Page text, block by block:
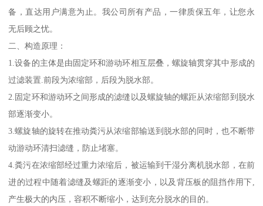
备，直达用户满意为止。我公司所有产品，一律质保五年，让您永
无后顾之忧。
二、构造原理：
1.设备的主体是由固定环和游动环相互层叠，螺旋轴贯穿其中形成的
过滤装置.前段为浓缩部，后段为脱水部。
2.固定环和游动环之间形成的滤缝以及螺旋轴的螺距从浓缩部到脱水
部逐渐变小。
3.螺旋轴的旋转在推动粪污从浓缩部输送到脱水部的同时，也不断带
动游动环清扫滤缝，防止堵塞。
4.粪污在浓缩部经过重力浓缩后，被运输到干湿分离机脱水部，在前
进的过程中随着滤缝及螺距的逐渐变小，以及背压板的阻挡作用下,
产生极大的内压，容积不断缩小，达到充分脱水的目的。